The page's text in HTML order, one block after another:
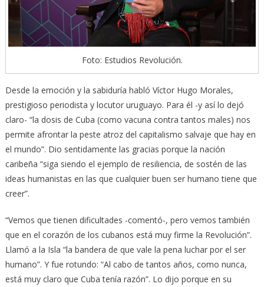
Foto: Estudios Revolución.
Desde la emoción y la sabiduría habló Víctor Hugo Morales,
prestigioso periodista y locutor uruguayo. Para él -y así lo dejó
claro- “la dosis de Cuba (como vacuna contra tantos males) nos
permite afrontar la peste atroz del capitalismo salvaje que hay en
el mundo”. Dio sentidamente las gracias porque la nación
caribeña “siga siendo el ejemplo de resiliencia, de sostén de las
ideas humanistas en las que cualquier buen ser humano tiene que
creer”.
“Vemos que tienen dificultades -comentó-, pero vemos también
que en el corazón de los cubanos está muy firme la Revolución”.
Llamó a la Isla “la bandera de que vale la pena luchar por el ser
humano”. Y fue rotundo: “Al cabo de tantos años, como nunca,
está muy claro que Cuba tenía razón”. Lo dijo porque en su